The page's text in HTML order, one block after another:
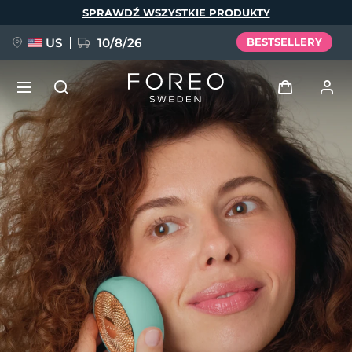
SPRAWDŹ WSZYSTKIE PRODUKTY
US 10/8/26 BESTSELLERY
Zaloguj
Profil użytkownika
Moje urządzenia
Moje zamówienia
Moje adresy
Moje subskrypcje
NOWOŚĆ
FAQ™ Pure Beauty-Tech Elixir
BREAKING NEWS
issa™ Teeth Whitening Set
Język
English Deutsch
Español
Français
Italiano
Português
Polski
Svenska
Русский
Türkçe
简体中文 繁體中文